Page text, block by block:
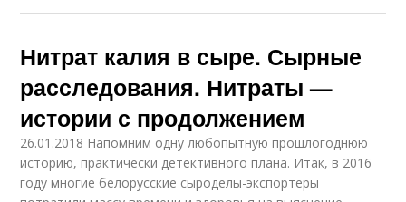
Нитрат калия в сыре. Сырные
расследования. Нитраты —
истории с продолжением
26.01.2018 Напомним одну любопытную прошлогоднюю
историю, практически детективного плана. Итак, в 2016
году многие белорусские сыроделы-экспортеры